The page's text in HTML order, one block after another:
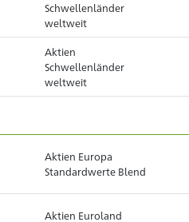
Schwellenländer
weltweit
Aktien
Schwellenländer
weltweit
Aktien Europa
Standardwerte Blend
Aktien Euroland